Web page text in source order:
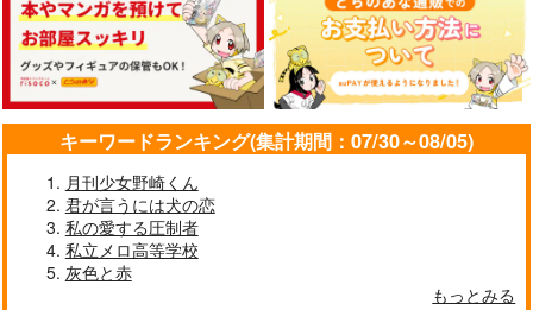
キーワードランキング(集計期間：07/30～08/05)
月刊少女野崎くん
君が言うには犬の恋
私の愛する圧制者
私立メロ高等学校
灰色と赤
もっとみる